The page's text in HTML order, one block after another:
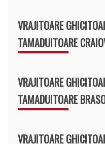
VRAJITOARE
TAMADUITOARE
VRAJITOARE
TAMADUITOARE
VRAJITOARE